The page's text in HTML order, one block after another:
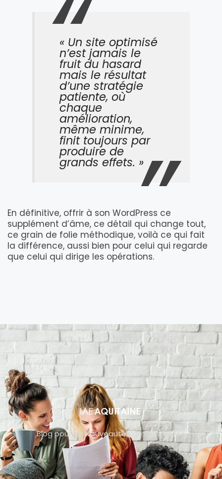
« Un site optimisé
n’est jamais le
fruit du hasard
mais le résultat
d’une stratégie
patiente, où
chaque
amélioration,
même minime,
finit toujours par
produire de
grands effets. »
En définitive, offrir à son WordPress ce
supplément d’âme, ce détail qui change tout,
ce grain de folie méthodique, voilà ce qui fait
la différence, aussi bien pour celui qui regarde
que celui qui dirige les opérations.
Blog pour les nouveautés de l’entreprise